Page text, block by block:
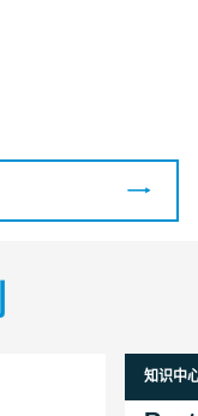
知识中
26 一